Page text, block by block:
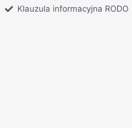
Klauzula informacyjna RODO